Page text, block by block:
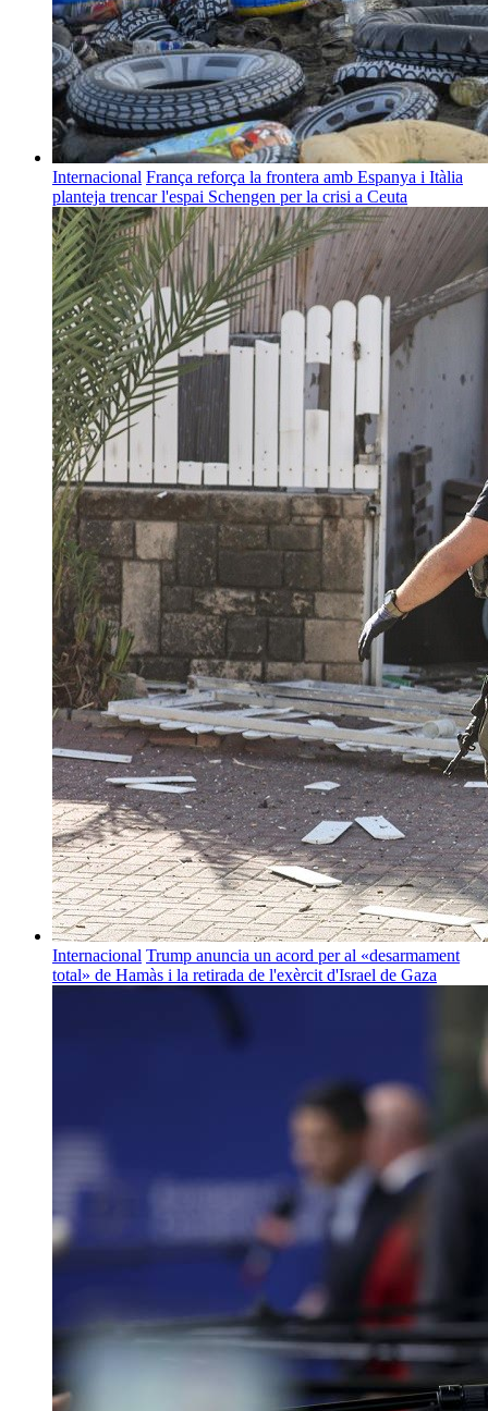
Internacional França reforça la frontera amb Espanya i Itàlia
planteja trencar l'espai Schengen per la crisi a Ceuta
Internacional Trump anuncia un acord per al «desarmament
total» de Hamàs i la retirada de l'exèrcit d'Israel de Gaza